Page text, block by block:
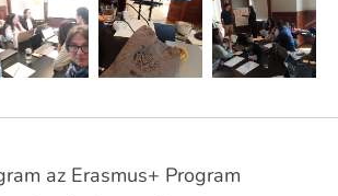
az Erasmus+ Program